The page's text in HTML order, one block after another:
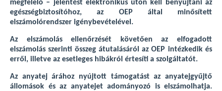
megfelelő – jelentést elektronikus úton kell benyújtani az
egészségbiztosítóhoz, az OEP által minősített
elszámolórendszer igénybevételével.
Az elszámolás ellenőrzését követően az elfogadott
elszámolás szerinti összeg átutalásáról az OEP intézkedik és
erről, illetve az esetleges hibákról értesíti a szolgáltatót.
Az anyatej árához nyújtott támogatást az anyatejgyűjtő
állomások és az anyatejet adományozó is elszámolhatja.